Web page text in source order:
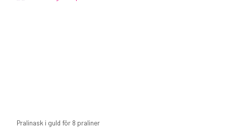
Pralinask i guld för 8 praliner